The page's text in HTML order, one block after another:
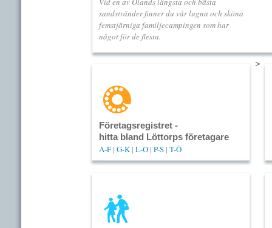
sandstränder finner du vår lugna och sköna
femstjärniga familjecampingen som har
något för de flesta.
>
Företagsregistret -
hitta bland Löttorps företagare
A-F | G-K | L-O | P-S | T-Ö